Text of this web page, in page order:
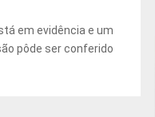
em evidência e um
pôde ser conferido